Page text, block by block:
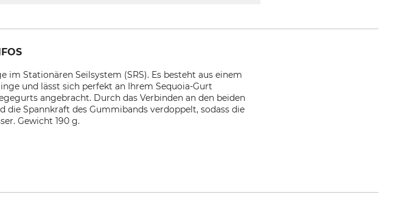
Stationären Seilsystem (SRS). Es besteht aus einem
und lässt sich perfekt an Ihrem Sequoia-Gurt
angebracht. Durch das Verbinden an den beiden
Spannkraft des Gummibands verdoppelt, sodass die
Gewicht 190 g.